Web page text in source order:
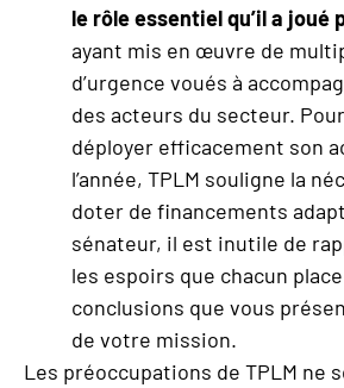
le rôle essentiel qu’il a joué
ayant mis en œuvre de
d’urgence voués à
des acteurs du secteur.
déployer efficacement son
l’année, TPLM souligne la
doter de financements
sénateur, il est inutile de
les espoirs que chacun
conclusions que vous
de votre mission.
Les préoccupations de TPLM ne